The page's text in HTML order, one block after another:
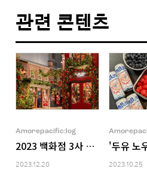
관련 콘텐츠
Amorepacific:log
2023 백화점 3사 홀리데이
2023.12.20
'두유 노
2023.10.25